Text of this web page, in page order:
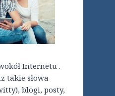
Internetu .
takie słowa
blogi, posty,